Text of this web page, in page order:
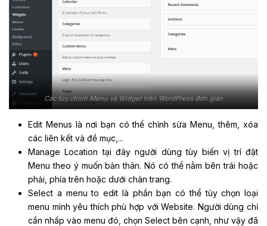
Các tùy chỉnh Menu và Widget trên WordPress đơn giản
Edit Menus là nơi bạn có thể chỉnh sửa Menu, thêm, xóa
các liên kết và đề mục,...
Manage Location tại đây người dùng tùy biến vị trí đặt
Menu theo ý muốn bản thân. Nó có thể nằm bên trái hoặc
phải, phía trên hoặc dưới chân trang.
Select a menu to edit là phần bạn có thể tùy chọn loại
menu mình yêu thích phù hợp với Website. Người dùng chỉ
cần nhấp vào menu đó, chọn Select bên cạnh, như vậy đã